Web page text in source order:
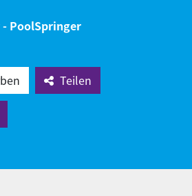
PoolSpringer
Teilen